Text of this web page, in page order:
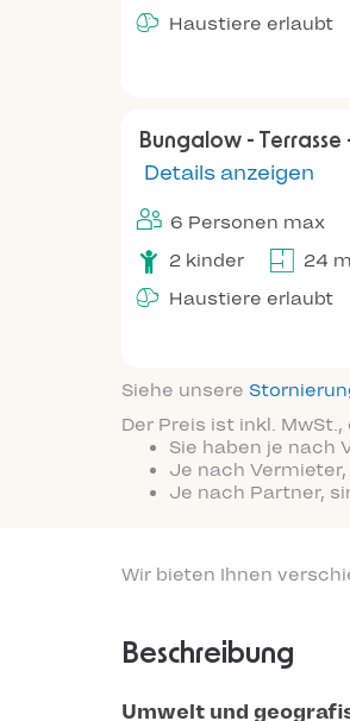
Haustiere erlaubt
Bungalow - Terrasse
Details anzeigen
6 Personen max
2 kinder
24
Haustiere erlaubt
Siehe unsere
Der Preis ist inkl.
Sie haben je nach
Je nach
Je nach Partner,
Wir bieten Ihnen
Beschreibung
Umwelt und